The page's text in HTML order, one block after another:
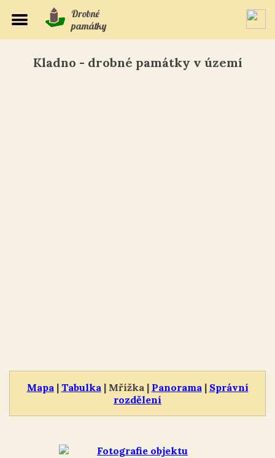
Drobné
památky
Kladno - drobné památky v území
Mapa | Tabulka | Mřížka | Panorama | Správní
rozdělení